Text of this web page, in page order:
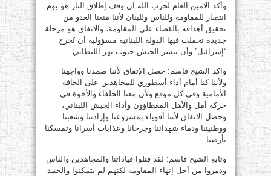
وأكد الامين العام لحزب الله ان وقف إطلاق النار هو يوم
انتصار للمقاومة وللناس وللبنان لأننا منعنا العدو من
تحقيق أهدافه بالقضاء على المقاومة، والاتفاق هو مرحلة
جديدة تحملت فيها الدولة اللبنانية مسؤولية أن تُخرج
“إسرائيل” وأن تنشر الجيش جنوب نهر الليطاني.
واكد الشيخ قاسم: حصل الإتفاق لأننا صمدنا وواجهنا
ولأننا كنا أمام أداء أسطوري للمجاهدين على الحافة
الأمامية وفي كل موقع ولأن معنا الحلفاء والأخوة في
حركة أمل والأهل المعطاؤون وأداء الجيش اللبناني،
وحصل الاتفاق لأننا أقوياء بمشروعنا وإرادتنا وشعبنا
ووطنيتنا ودماء شهدائنا وجرحانا وعذابات أسرانا وتمسكنا
بأرضنا.
وتابع الشيخ قاسم: لقد قتلوا قياداتنا والمجاهدين والناس
ودمروا من أجل إنهاء المقاومة لكنهم لم يتمكنوا والحمد